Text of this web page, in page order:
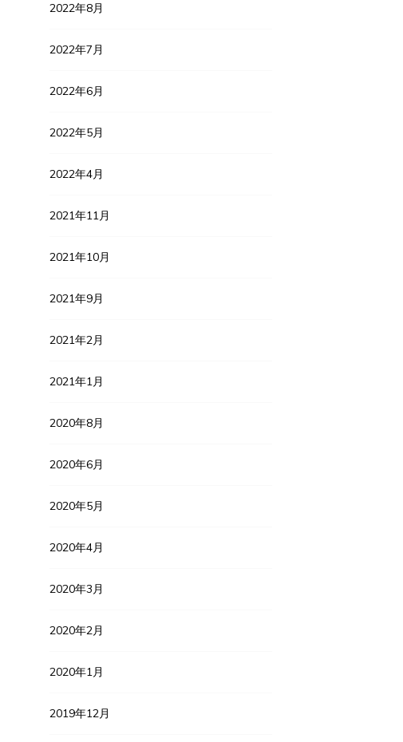
2022年8月
2022年7月
2022年6月
2022年5月
2022年4月
2021年11月
2021年10月
2021年9月
2021年2月
2021年1月
2020年8月
2020年6月
2020年5月
2020年4月
2020年3月
2020年2月
2020年1月
2019年12月